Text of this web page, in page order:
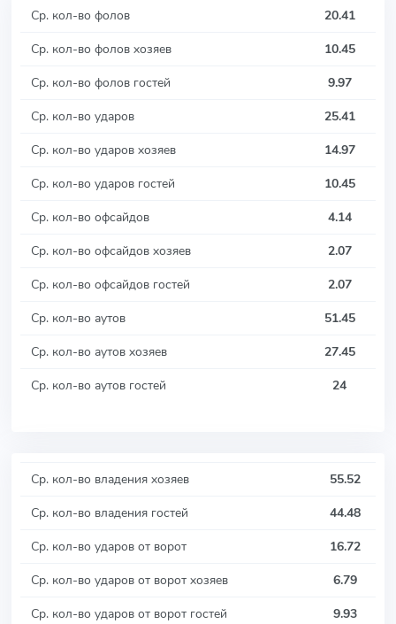
Ср. кол-во фолов
20.41
Ср. кол-во фолов хозяев
10.45
Ср. кол-во фолов гостей
9.97
Ср. кол-во ударов
25.41
Ср. кол-во ударов хозяев
14.97
Ср. кол-во ударов гостей
10.45
Ср. кол-во офсайдов
4.14
Ср. кол-во офсайдов хозяев
2.07
Ср. кол-во офсайдов гостей
2.07
Ср. кол-во аутов
51.45
Ср. кол-во аутов хозяев
27.45
Ср. кол-во аутов гостей
24
Ср. кол-во владения хозяев
55.52
Ср. кол-во владения гостей
44.48
Ср. кол-во ударов от ворот
16.72
Ср. кол-во ударов от ворот хозяев
6.79
Ср. кол-во ударов от ворот гостей
9.93